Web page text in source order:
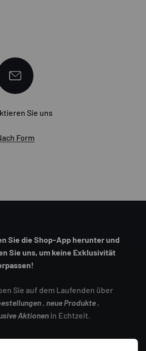
Sie uns
Form
Sie die Shop-App herunter und
Sie uns, um keine Exklusivität
Sie auf dem Laufenden über
, neue Produkte ,
Aktionenin Echtzeit.